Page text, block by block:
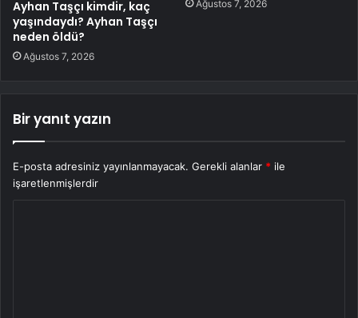
Ayhan Taşçı kimdir, kaç
yaşındaydı? Ayhan Taşçı
neden öldü?
Ağustos 7, 2026
Ağustos 7, 2026
Bir yanıt yazın
E-posta adresiniz yayınlanmayacak. Gerekli alanlar * ile
işaretlenmişlerdir